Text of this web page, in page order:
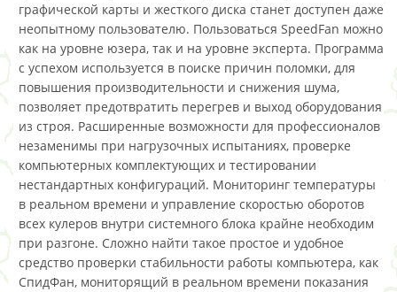
графической карты и жесткого диска станет доступен даже
неопытному пользователю. Пользоваться SpeedFan можно
как на уровне юзера, так и на уровне эксперта. Программа
с успехом используется в поиске причин поломки, для
повышения производительности и снижения шума,
позволяет предотвратить перегрев и выход оборудования
из строя. Расширенные возможности для профессионалов
незаменимы при нагрузочных испытаниях, проверке
компьютерных комплектующих и тестировании
нестандартных конфигураций. Мониторинг температуры
в реальном времени и управление скоростью оборотов
всех кулеров внутри системного блока крайне необходим
при разгоне. Сложно найти такое простое и удобное
средство проверки стабильности работы компьютера, как
СпидФан, мониторящий в реальном времени показания